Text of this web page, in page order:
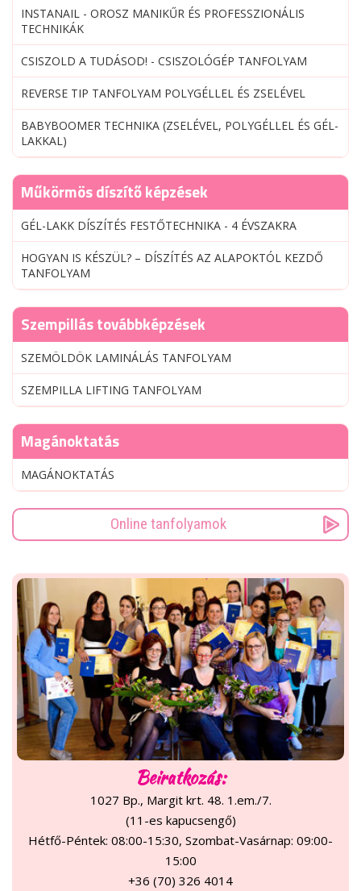
INSTANAIL - OROSZ MANIKŰR ÉS PROFESSZIONÁLIS
TECHNIKÁK
CSISZOLD A TUDÁSOD! - CSISZOLÓGÉP TANFOLYAM
REVERSE TIP TANFOLYAM POLYGÉLLEL ÉS ZSELÉVEL
BABYBOOMER TECHNIKA (ZSELÉVEL, POLYGÉLLEL ÉS GÉL-
LAKKAL)
Műkörmös díszítő képzések
GÉL-LAKK DÍSZÍTÉS FESTŐTECHNIKA - 4 ÉVSZAKRA
HOGYAN IS KÉSZÜL? – DÍSZÍTÉS AZ ALAPOKTÓL KEZDŐ
TANFOLYAM
Szempillás továbbképzések
SZEMÖLDÖK LAMINÁLÁS TANFOLYAM
SZEMPILLA LIFTING TANFOLYAM
Magánoktatás
MAGÁNOKTATÁS
Online tanfolyamok
Beiratkozás:
1027 Bp., Margit krt. 48. 1.em./7.
(11-es kapucsengő)
Hétfő-Péntek: 08:00-15:30, Szombat-Vasárnap: 09:00-
15:00
+36 (70) 326 4014